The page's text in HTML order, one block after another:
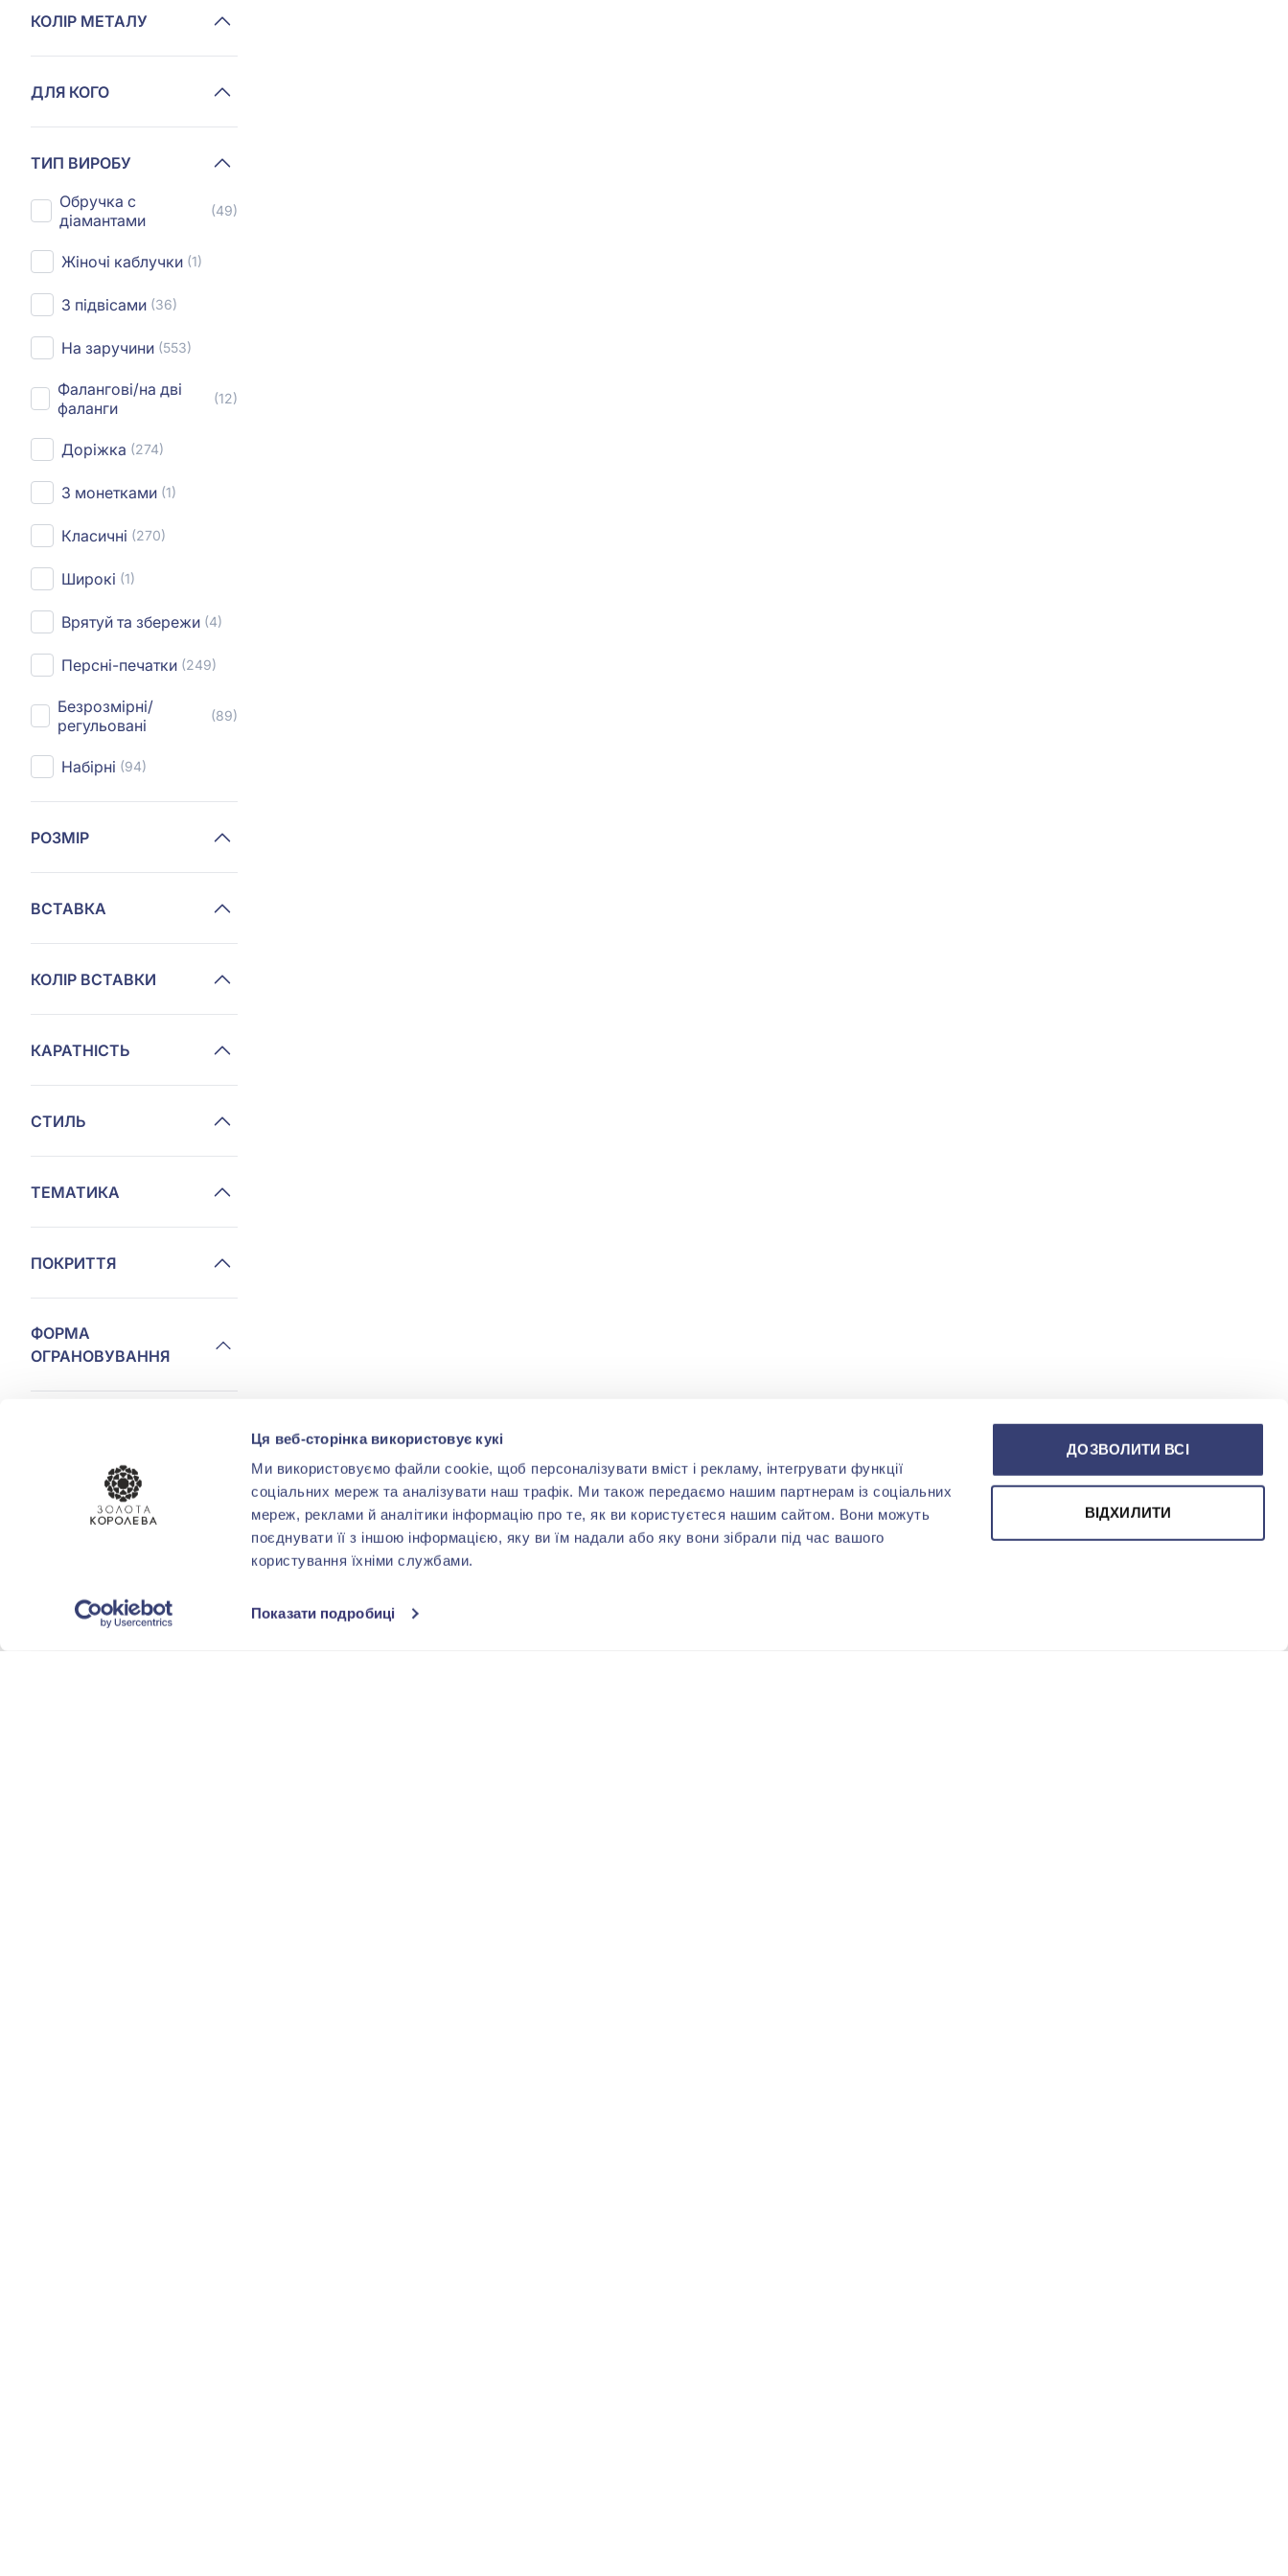
Ця веб-сторінка використовує кукі
Ми використовуємо файли cookie, щоб персоналізувати вміст і рекламу, інтегрувати функції
соціальних мереж та аналізувати наш трафік. Ми також передаємо нашим партнерам із соціальних
мереж, реклами й аналітики інформацію про те, як ви користуєтеся нашим сайтом. Вони можуть
поєднувати її з іншою інформацією, яку ви їм надали або яку вони зібрали під час вашого
користування їхніми службами.
Показати подробиці
ДОЗВОЛИТИ ВСІ
ВІДХИЛИТИ
КОЛІР МЕТАЛУ
ДЛЯ КОГО
ТИП ВИРОБУ
Обручка с
діамантами
(49)
Жіночі каблучки (1)
З підвісами (36)
На заручини (553)
Фалангові/на дві
фаланги
(12)
Доріжка (274)
З монетками (1)
Класичні (270)
Широкі (1)
Врятуй та збережи (4)
Персні-печатки (249)
Безрозмірні/
регульовані
(89)
Набірні (94)
РОЗМІР
ВСТАВКА
КОЛІР ВСТАВКИ
КАРАТНІСТЬ
СТИЛЬ
ТЕМАТИКА
ПОКРИТТЯ
ФОРМА
ОГРАНОВУВАННЯ